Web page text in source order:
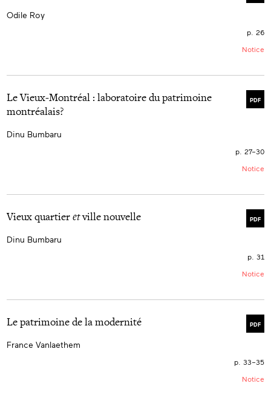
Odile Roy
p. 26
Notice
PDF
Le Vieux-Montréal : laboratoire du patrimoine
montréalais?
Dinu Bumbaru
p. 27–30
Notice
PDF
Vieux quartieretville nouvelle
Dinu Bumbaru
p. 31
Notice
PDF
Le patrimoine de la modernité
France Vanlaethem
p. 33–35
Notice